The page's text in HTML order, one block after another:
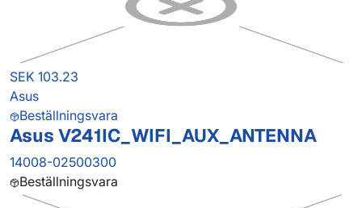
SEK 103.23
Asus
Beställningsvara
Asus V241IC_WIFI_AUX_ANTENNA
14008-02500300
Beställningsvara